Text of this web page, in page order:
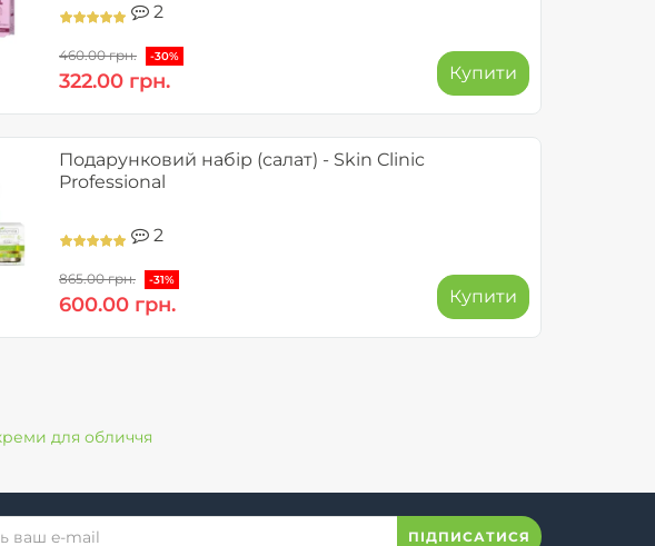
2
460.00 грн. -30%
322.00 грн. Купити
Подарунковий набір (салат) - Skin Clinic
Professional
2
865.00 грн. -31%
600.00 грн. Купити
для обличчя
ПІДПИСАТИСЯ